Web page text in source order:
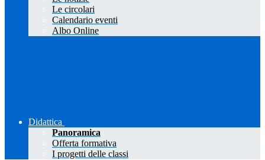
Le circolari
Calendario eventi
Albo Online
Didattica
Panoramica
Offerta formativa
I progetti delle classi